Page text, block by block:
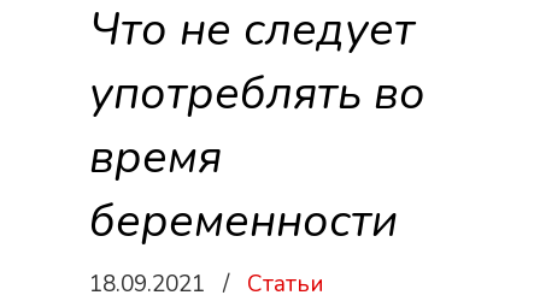
Что не следует
употреблять во
время
беременности
18.09.2021 / Статьи